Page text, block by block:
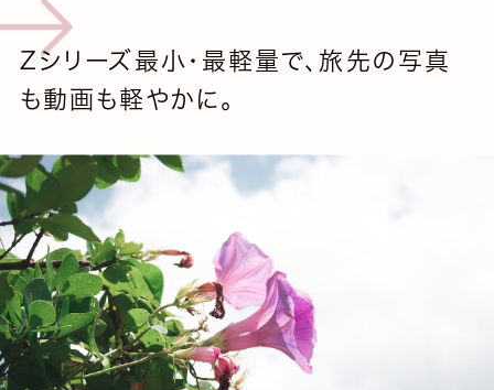
Zシリーズ最小・最軽量で、旅先の写真
も動画も軽やかに。